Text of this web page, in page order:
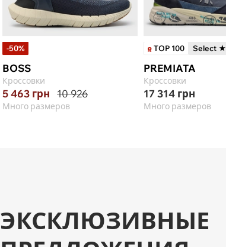
-50%
BOSS
Кроссовки
5 463 грн 10 926
Много размеров
TOP 100 Select ★
PREMIATA
Кроссовки
17 314 грн
Много размеров
ЭКСКЛЮЗИВНЫЕ